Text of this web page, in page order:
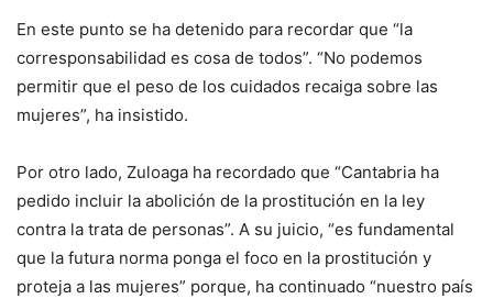
En este punto se ha detenido para recordar que “la
corresponsabilidad es cosa de todos”. “No podemos
permitir que el peso de los cuidados recaiga sobre las
mujeres”, ha insistido.
Por otro lado, Zuloaga ha recordado que “Cantabria ha
pedido incluir la abolición de la prostitución en la ley
contra la trata de personas”. A su juicio, “es fundamental
que la futura norma ponga el foco en la prostitución y
proteja a las mujeres” porque, ha continuado “nuestro país